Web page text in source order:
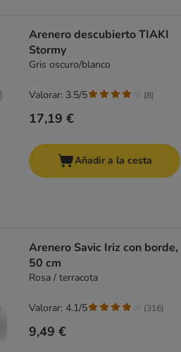
Arenero descubierto TIAKI
Stormy
Gris oscuro/blanco
17,19 €
Valorar: 3.5/5 (8)
Añadir a la cesta
Arenero Savic Iriz con borde,
50 cm
Rosa / terracota
9,49 €
Valorar: 4.1/5 (316)